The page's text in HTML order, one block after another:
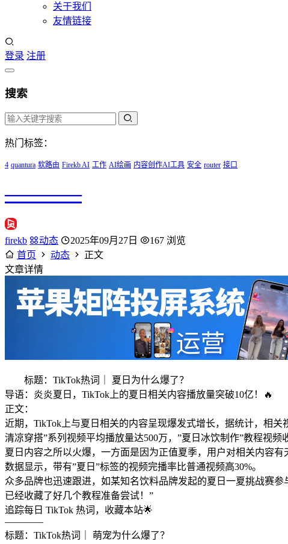
关于我们
友情链接
登录 注册
搜索
热门标签：
4 quantura 软路由 Firekb AI 工作 AI绘画 内容创作AI工具 安全 router 接口
————
firekb 动态 2025年09月27日
167 浏览
首页
动态
正文
文章详情
标题：TikTok热词｜ 夏日为什么爆了？
导语：炎炎夏日，TikTok上的夏日相关内容播放量突破10亿！🔥
正文：
近期，TikTok上与夏日相关的内容呈现爆发式增长，据统计，相
清凉穿搭”系列视频平均播放量达500万，”夏日冰饮制作”教程视频
夏日内容之所以火爆，一方面是因为正值夏季，用户对相关内容
数据显示，带有”夏日”标签的视频完播率比普通视频高30%。
众多品牌也迅速跟进，如某知名饮料品牌发起的夏日一夏挑战赛
已经收藏了好几个教程准备尝试！”
追踪每日 TikTok 热词，收藏本站🌟
————
标题：TikTok热词｜ 萌宠为什么爆了？